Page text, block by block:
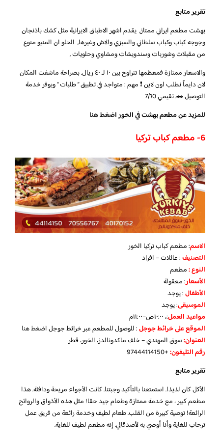
تقرير متابع
بهشت مطعم ايراني ممتاز, يقدم اشهر الاطباق الايرانية مثل كشك باذنجان
وجوجه كباب وكباب سلطاني والسبزي والاش وغيرها, الحلو ان المنيو منوع
من مقبلات وشوربات وسندويشات ومشاوي وحلويات ,
والاسعار ممتازة فمعظمها تتراوح بين ١٠ لـ ٤٠ ريال. بصراحة ماشفت المكان
لان دايماً نطلب اون لاين ❗️ مهم : متواجد في تطبيق ” طلبات ” ويوفر خدمة
التوصيل 🚗. تقيمي 7/10
للمزيد عن مطعم بهشت في الخوراضغط هنا
6- مطعم كباب تركيا
الاسم: مطعم كباب تركيا الخور
التصنيف: عائلات – افراد
النوع :مطعم
الأسعار:معقولة
الأطفال:يوجد
الموسيقى:يوجد
مواعيد العمل:، ١٠:٠٠ص–١١:٠٠م
الموقع على خرائط جوجل: للوصول للمطعم عبر خرائط جوجلاضغط هنا
العنوان:سوق المهندي – خلف ماكدونالدز، الخور، قطر
رقم التليفون:+97444114150
تقرير متابع
الأكل كان لذيذا. استمتعنا بالتأكيد وجبتنا. كانت الأجواء مريحة ودافئة. هذا
مطعم كبير ، مع خدمة ممتازة وطعام جيد حقا! مثل هذه الأذواق والروائح
الرائعة! توصية كبيرة من القلب. طعام لطيف وخدمة رائعة من فريق عمل
ترحاب للغاية وأنا أوصي به لأصدقائي. إنه مطعم لطيف للغاية.